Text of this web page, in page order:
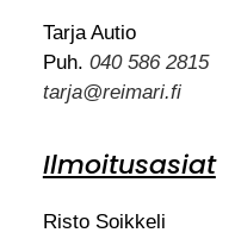
Tarja Autio
Puh. 040 586 2815
tarja@reimari.fi
Ilmoitusasiat
Risto Soikkeli